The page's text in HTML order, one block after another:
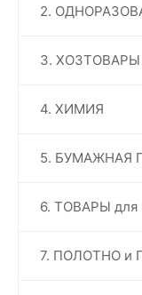
2.
3. ХОЗТОВАРЫ
4. ХИМИЯ
5. БУМАЖНАЯ
6. ТОВАРЫ
7. ПОЛОТНО и